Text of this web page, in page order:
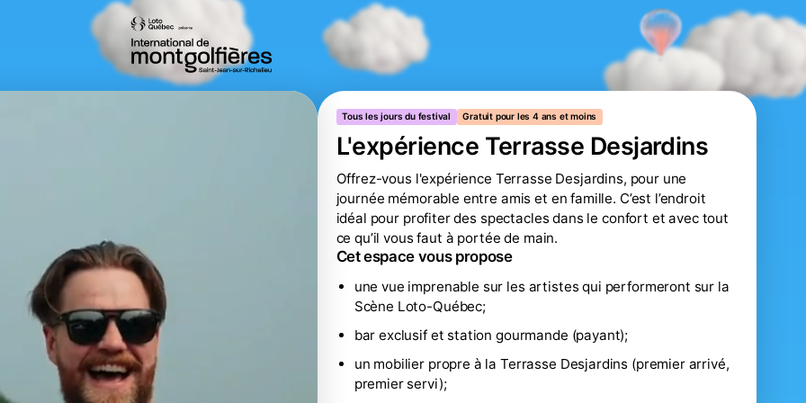
Tous les jours du festival Gratuit pour les 4 ans et moins
L'expérience Terrasse Desjardins
Offrez-vous l'expérience Terrasse Desjardins, pour une
journée mémorable entre amis et en famille. C’est l’endroit
idéal pour profiter des spectacles dans le confort et avec tout
ce qu’il vous faut à portée de main.
Cet espace vous propose
une vue imprenable sur les artistes qui performeront sur la
Scène Loto-Québec;
bar exclusif et station gourmande (payant);
un mobilier propre à la Terrasse Desjardins (premier arrivé,
premier servi);